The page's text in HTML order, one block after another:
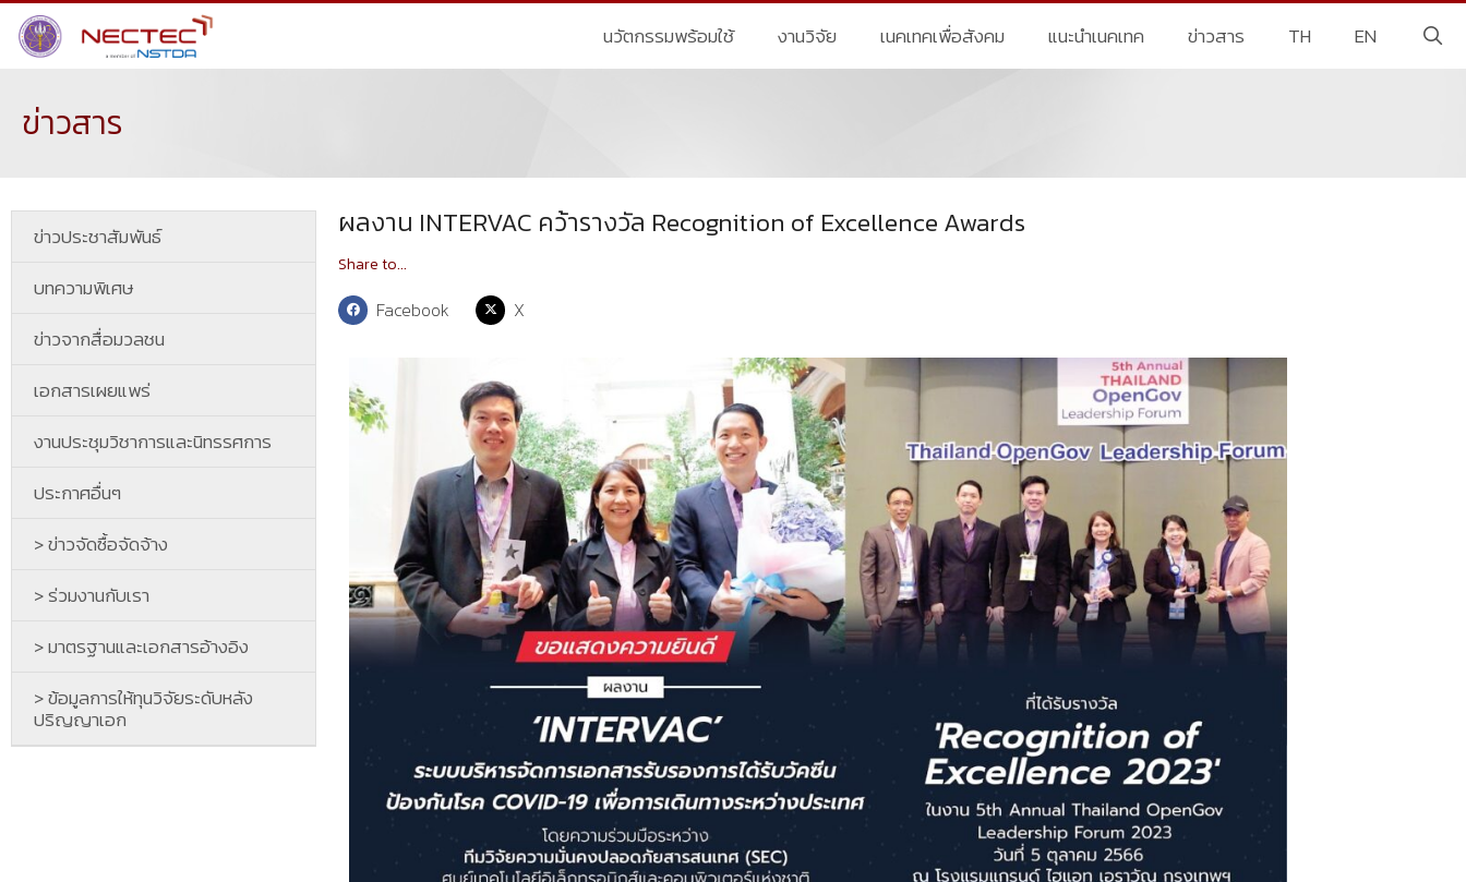
นวัตกรรมพร้อมใช้ งานวิจัย เนคเทคเพื่อสังคม แนะนำเนคเทค ข่าวสาร TH EN
ข่าวสาร
ข่าวประชาสัมพันธ์
บทความพิเศษ
ข่าวจากสื่อมวลชน
เอกสารเผยแพร่
งานประชุมวิชาการและนิทรรศการ
ประกาศอื่นๆ
> ข่าวจัดซื้อจัดจ้าง
> ร่วมงานกับเรา
> มาตรฐานและเอกสารอ้างอิง
> ข้อมูลการให้ทุนวิจัยระดับหลัง
ปริญญาเอก
ผลงาน INTERVAC คว้ารางวัล Recognition of Excellence Awards
Share to...
Facebook X